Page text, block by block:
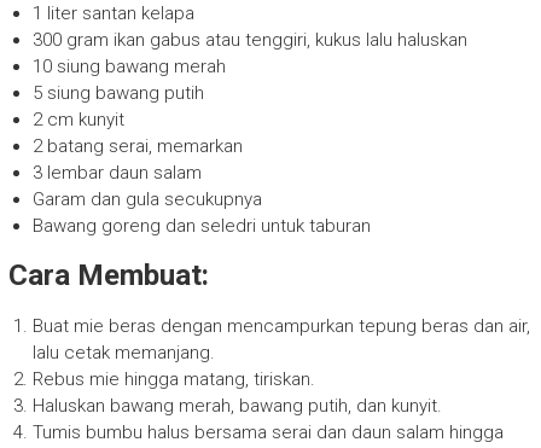
1 liter santan kelapa
300 gram ikan gabus atau tenggiri, kukus lalu haluskan
10 siung bawang merah
5 siung bawang putih
2 cm kunyit
2 batang serai, memarkan
3 lembar daun salam
Garam dan gula secukupnya
Bawang goreng dan seledri untuk taburan
Cara Membuat:
Buat mie beras dengan mencampurkan tepung beras dan air,
lalu cetak memanjang.
Rebus mie hingga matang, tiriskan.
Haluskan bawang merah, bawang putih, dan kunyit.
Tumis bumbu halus bersama serai dan daun salam hingga